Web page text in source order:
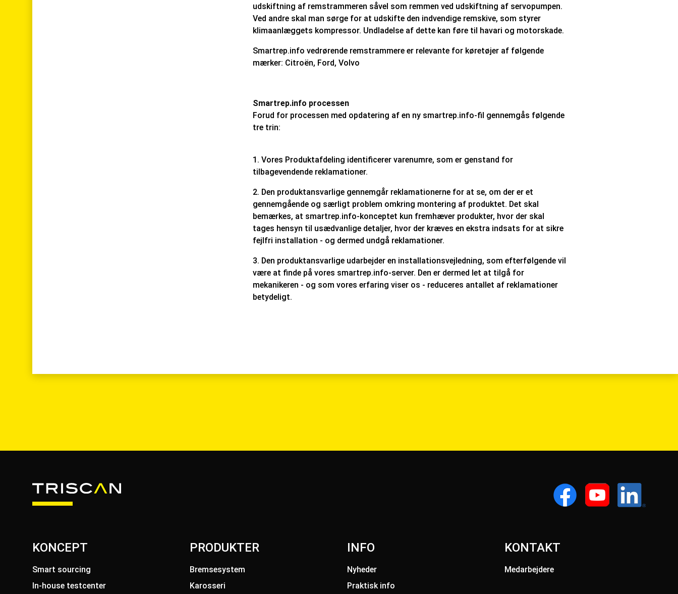
udskiftning af remstrammeren såvel som remmen ved udskiftning af servopumpen.
Ved andre skal man sørge for at udskifte den indvendige remskive, som styrer
klimaanlæggets kompressor. Undladelse af dette kan føre til havari og motorskade.
Smartrep.info vedrørende remstrammere er relevante for køretøjer af følgende
mærker: Citroën, Ford, Volvo
Smartrep.info processen
Forud for processen med opdatering af en ny smartrep.info-fil gennemgås følgende
tre trin:
1. Vores Produktafdeling identificerer varenumre, som er genstand for
tilbagevendende reklamationer.
2. Den produktansvarlige gennemgår reklamationerne for at se, om der er et
gennemgående og særligt problem omkring montering af produktet. Det skal
bemærkes, at smartrep.info-konceptet kun fremhæver produkter, hvor der skal
tages hensyn til usædvanlige detaljer, hvor der kræves en ekstra indsats for at sikre
fejlfri installation - og dermed undgå reklamationer.
3. Den produktansvarlige udarbejder en installationsvejledning, som efterfølgende vil
være at finde på vores smartrep.info-server. Den er dermed let at tilgå for
mekanikeren - og som vores erfaring viser os - reduceres antallet af reklamationer
betydeligt.
KONCEPT
Smart sourcing
In-house testcenter
PRODUKTER
Bremsesystem
Karosseri
INFO
Nyheder
Praktisk info
KONTAKT
Medarbejdere